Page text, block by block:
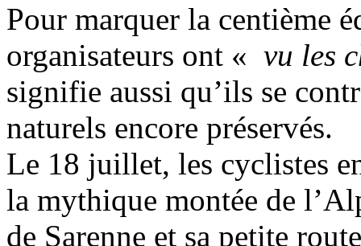
Pour marquer la centième
organisateurs ont « vu les
signifie aussi qu’ils se
naturels encore préservés.
Le 18 juillet, les cyclistes
la mythique montée de
de Sarenne et sa petite